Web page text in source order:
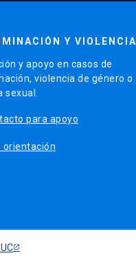
Y VIOLENCIA
y apoyo en casos de
violencia de género o
para apoyo
orientación